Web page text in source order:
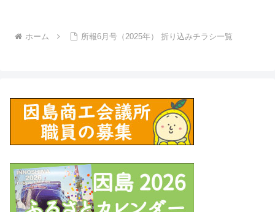
ホーム 所報6月号（2025年） 折り込みチラシ一覧